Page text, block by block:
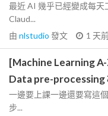
最近 AI 幾乎已經變成每天
Claud...
由 nlstudio 發文 1 天
[Machine Learning
Data pre-processing
一邊要上課一邊還要寫這
步...